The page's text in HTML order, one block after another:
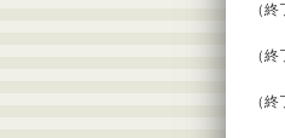
（
（
（